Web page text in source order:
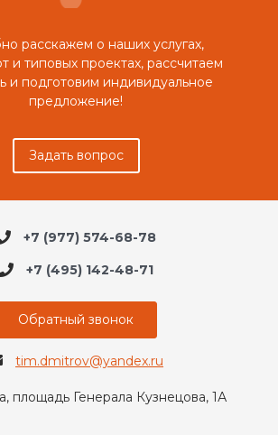
расскажем о наших услугах,
и типовых проектах, рассчитаем
и подготовим индивидуальное
предложение!
Задать вопрос
+7 (977) 574-68-78
+7 (495) 142-48-71
Обратный звонок
tim.dmitrov@yandex.ru
площадь Генерала Кузнецова, 1А